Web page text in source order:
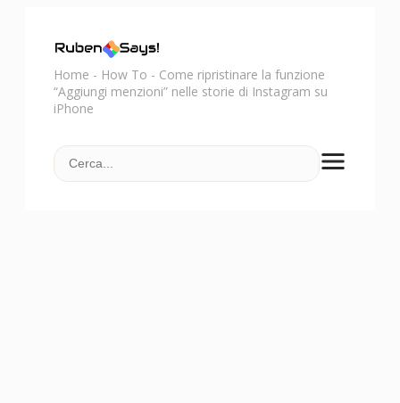
Home - How To - Come ripristinare la funzione
“Aggiungi menzioni” nelle storie di Instagram su
iPhone